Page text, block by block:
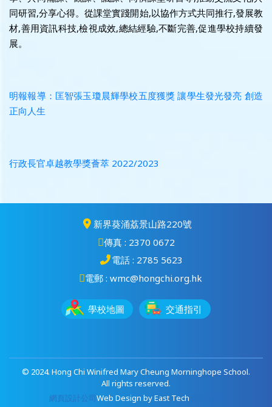
同研習,分享心得。從課堂實踐開始,以協作方式共同推行,發展教
材,善用資訊科技,檢視成效,總結經驗,不斷完善,促進學校持續發
展。
明報報導：匡智張玉瓊晨輝學校五度獲獎 讓學生發光發亮 創造
正向人生
行政長官卓越教學獎薈萃 2022/2023
新界葵涌荔景山路220號
傳真 : 2370 0672
電話 : 2785 5623
電郵 : wmc@hongchi.org.hk
學校地圖 交通指引
© 2024. Hong Chi Winifred Mary Cheung Morninghope School.
All rights reserved.
網頁設計公司 Web Design byEast Tech